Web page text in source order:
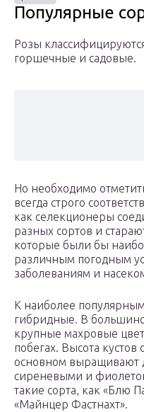
Популярные
Розы
горшечные и садовые.
Но необходимо
всегда строго
как селекционеры
разных сортов и
которые были бы
различным погодным
заболеваниям и
К наиболее
гибридные. В
крупные махровые
побегах. Высота
основном выращивают
сиреневыми и
такие сорта, как «Блю
«Майнцер Фастнахт».